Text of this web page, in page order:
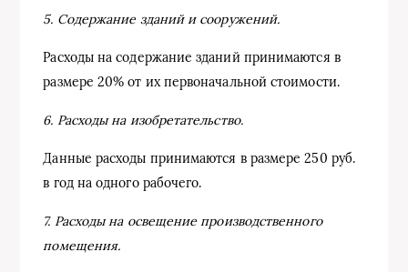
5. Содержание зданий и сооружений.
Расходы на содержание зданий принимаются в
размере 20% от их первоначальной стоимости.
6. Расходы на изобретательство.
Данные расходы принимаются в размере 250 руб.
в год на одного рабочего.
7. Расходы на освещение производственного
помещения.